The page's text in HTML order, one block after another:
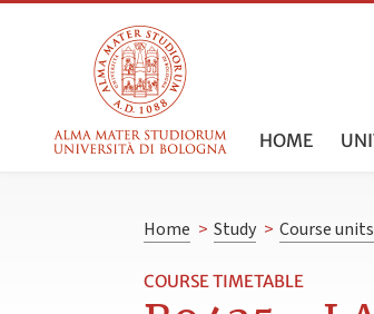
HOME
Home > Study > Course
COURSE TIMETABLE